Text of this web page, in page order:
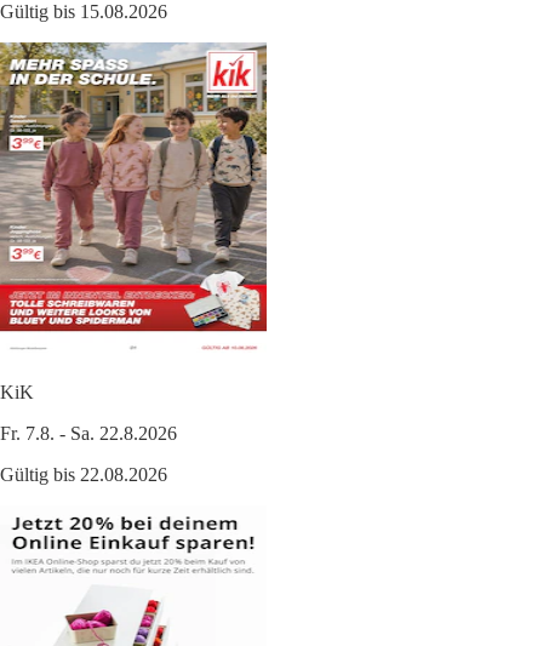
Gültig bis 15.08.2026
KiK
Fr. 7.8. - Sa. 22.8.2026
Gültig bis 22.08.2026